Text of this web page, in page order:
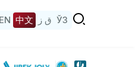
EN 中文 ق ز ЎЗ